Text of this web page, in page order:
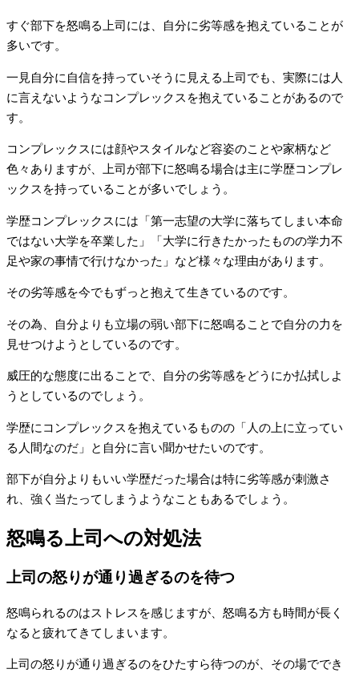
すぐ部下を怒鳴る上司には、自分に劣等感を抱えていることが
多いです。
一見自分に自信を持っていそうに見える上司でも、実際には人
に言えないようなコンプレックスを抱えていることがあるので
す。
コンプレックスには顔やスタイルなど容姿のことや家柄など
色々ありますが、上司が部下に怒鳴る場合は主に学歴コンプレ
ックスを持っていることが多いでしょう。
学歴コンプレックスには「第一志望の大学に落ちてしまい本命
ではない大学を卒業した」「大学に行きたかったものの学力不
足や家の事情で行けなかった」など様々な理由があります。
その劣等感を今でもずっと抱えて生きているのです。
その為、自分よりも立場の弱い部下に怒鳴ることで自分の力を
見せつけようとしているのです。
威圧的な態度に出ることで、自分の劣等感をどうにか払拭しよ
うとしているのでしょう。
学歴にコンプレックスを抱えているものの「人の上に立ってい
る人間なのだ」と自分に言い聞かせたいのです。
部下が自分よりもいい学歴だった場合は特に劣等感が刺激さ
れ、強く当たってしまうようなこともあるでしょう。
怒鳴る上司への対処法
上司の怒りが通り過ぎるのを待つ
怒鳴られるのはストレスを感じますが、怒鳴る方も時間が長く
なると疲れてきてしまいます。
上司の怒りが通り過ぎるのをひたすら待つのが、その場ででき